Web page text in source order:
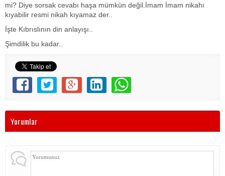
mi? Diye sorsak cevabı haşa mümkün değil.İmam İmam nikahı
kıyabilir resmi nikah kıyamaz der..
İşte Kıbrıslının din anlayışı..
Şimdilik bu kadar..
Yorumlar